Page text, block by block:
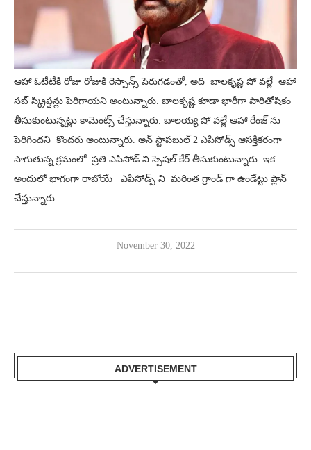
ఆహా ఓటీటీకి రోజు రోజుకి రెస్పాన్స్ పెరుగడంతో, అది బాలకృష్ణ షో వల్లే ఆహా
సబ్ స్క్రిప్షన్లు పెరిగాయని అంటున్నారు. బాలకృష్ణ కూడా భారీగా పారితోషికం
తీసుకుంటున్నట్లు కామెంట్స్ చేస్తున్నారు. బాలయ్య షో వల్లే ఆహా రేంజ్ ను
పెరిగిందని కొందరు అంటున్నారు. అన్ స్టాపబుల్ 2 ఎపిసోడ్స్ ఆసక్తికరంగా
సాగుతున్న క్రమంలో ప్రతి ఎపిసోడ్ ని స్పెషల్ కేర్ తీసుకుంటున్నారు. ఇక
అందులో భాగంగా రాబోయే ఎపిసోడ్స్ ని మరింత గ్రాండ్ గా ఉండేట్టు ప్లాన్
చేస్తున్నారు.
November 30, 2022
ADVERTISEMENT